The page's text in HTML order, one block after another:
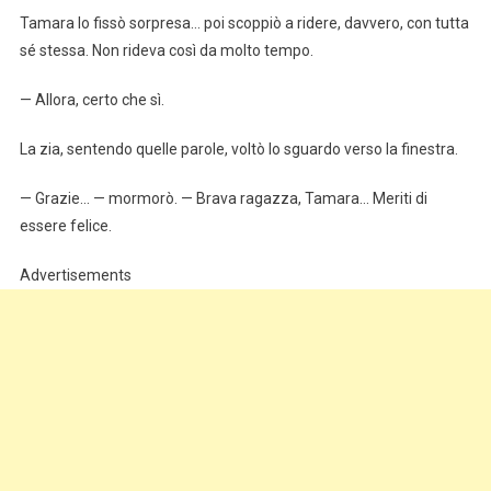
Tamara lo fissò sorpresa… poi scoppiò a ridere, davvero, con tutta
sé stessa. Non rideva così da molto tempo.
— Allora, certo che sì.
La zia, sentendo quelle parole, voltò lo sguardo verso la finestra.
— Grazie… — mormorò. — Brava ragazza, Tamara… Meriti di
essere felice.
Advertisements